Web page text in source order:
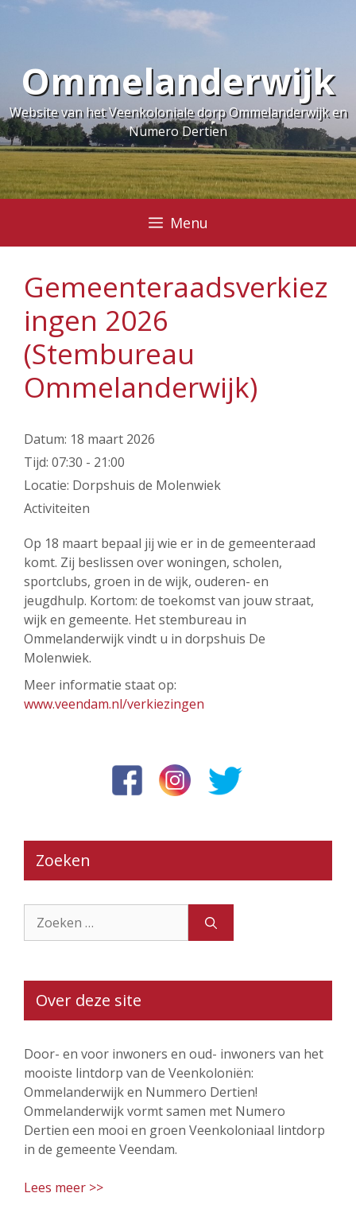
inhoudOmmelanderwijk
Website van het Veenkoloniale dorp Ommelanderwijk en
Numero Dertien
Menu
Gemeenteraadsverkiez
ingen 2026
(Stembureau
Ommelanderwijk)
Datum: 18 maart 2026
Tijd: 07:30 - 21:00
Locatie: Dorpshuis de Molenwiek
Activiteiten
Op 18 maart bepaal jij wie er in de gemeenteraad
komt. Zij beslissen over woningen, scholen,
sportclubs, groen in de wijk, ouderen- en
jeugdhulp. Kortom: de toekomst van jouw straat,
wijk en gemeente. Het stembureau in
Ommelanderwijk vindt u in dorpshuis De
Molenwiek.
Meer informatie staat op:
www.veendam.nl/verkiezingen
Zoeken
naar:
Over deze site
Door- en voor inwoners en oud- inwoners van het
mooiste lintdorp van de Veenkoloniën:
Ommelanderwijk en Nummero Dertien!
Ommelanderwijk vormt samen met Numero
Dertien een mooi en groen Veenkoloniaal lintdorp
in de gemeente Veendam.
Lees meer >>